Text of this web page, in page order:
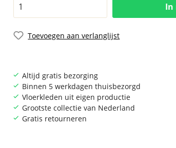
In
Toevoegen aan verlanglijst
Altijd gratis bezorging
Binnen 5 werkdagen thuisbezorgd
Vloerkleden uit eigen productie
Grootste collectie van Nederland
Gratis retourneren